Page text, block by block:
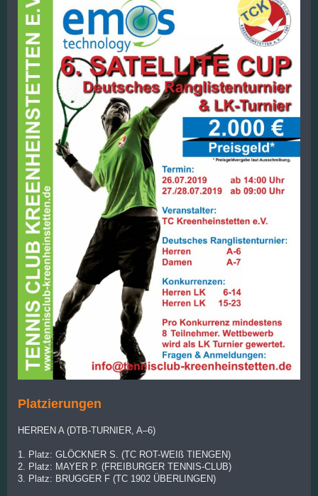
Platzierungen
HERREN A (DTB-TURNIER, A–6)
1. Platz: GLÖCKNER S. (TC ROT-WEIß TIENGEN)
2. Platz: MAYER P. (FREIBURGER TENNIS-CLUB)
3. Platz: BRUGGER F (TC 1902 ÜBERLINGEN)